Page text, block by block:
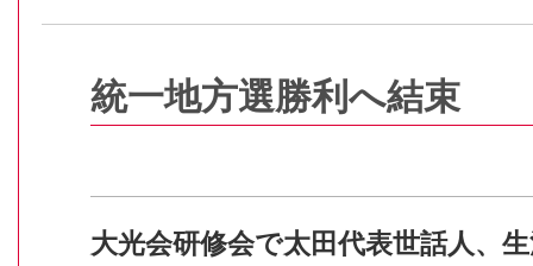
統一地方選勝利へ結束
大光会研修会で太田代表世話人、